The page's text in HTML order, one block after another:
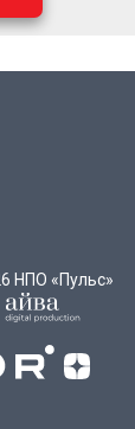
НПО «Пульс»